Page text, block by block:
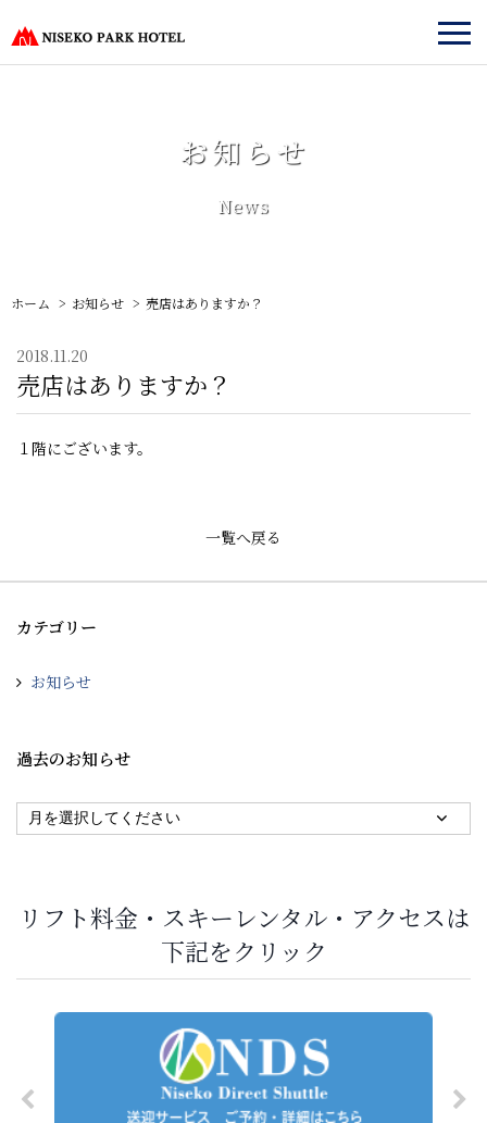
お知らせ
News
ホーム お知らせ 売店はありますか？
2018.11.20
売店はありますか？
１階にございます。
一覧へ戻る
カテゴリー
お知らせ
過去のお知らせ
リフト料金・スキーレンタル・アクセスは
下記をクリック